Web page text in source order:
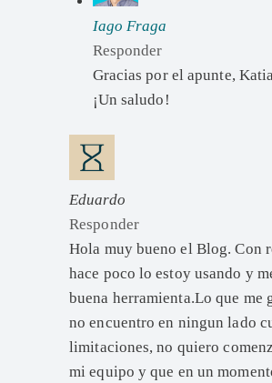
Iago Fraga
Responder
Gracias por el apunte,
¡Un saludo!
Eduardo
Responder
Hola muy bueno el Blog. Con
hace poco lo estoy usando y
buena herramienta.Lo que me
no encuentro en ningun lado
limitaciones, no quiero
mi equipo y que en un